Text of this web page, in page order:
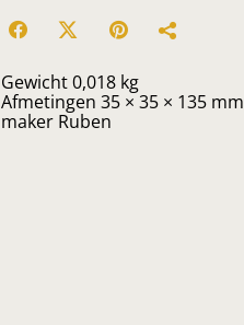
Gewicht 0,018 kg
Afmetingen 35 × 35 × 135 mm
maker Ruben